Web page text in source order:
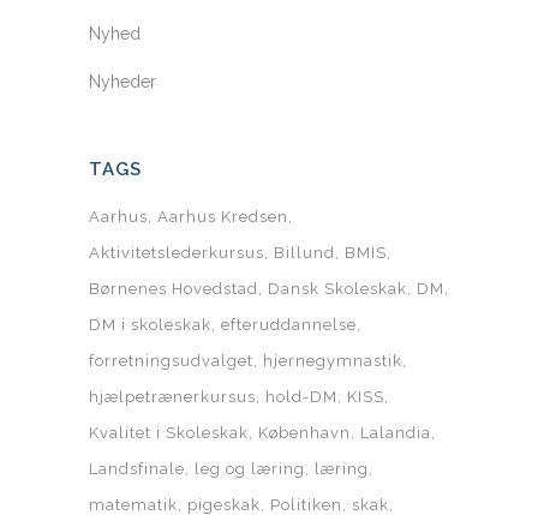
Nyhed
Nyheder
TAGS
Aarhus Aarhus Kredsen
Aktivitetslederkursus
Billund
BMIS
Børnenes Hovedstad
Dansk Skoleskak
DM
DM i skoleskak efteruddannelse
forretningsudvalget
hjernegymnastik
hjælpetrænerkursus
hold-DM
KISS
Kvalitet i Skoleskak
København
Lalandia
Landsfinale
leg og læring
læring
matematik
pigeskak Politiken
skak